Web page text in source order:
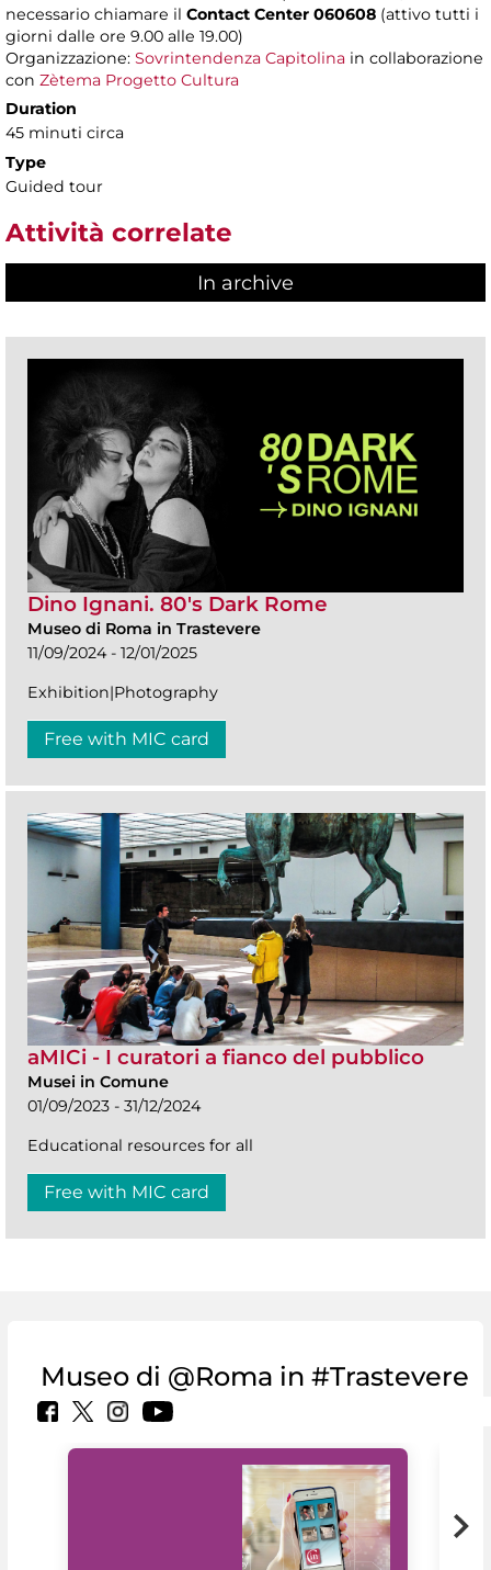
necessario chiamare il Contact Center 060608 (attivo tutti i
giorni dalle ore 9.00 alle 19.00)
Organizzazione: Sovrintendenza Capitolina in collaborazione
con Zètema Progetto Cultura
Duration
45 minuti circa
Type
Guided tour
Attività correlate
In archive
Dino Ignani. 80's Dark Rome
Museo di Roma in Trastevere
11/09/2024 - 12/01/2025
Exhibition|Photography
Free with MIC card
aMICi - I curatori a fianco del pubblico
Musei in Comune
01/09/2023 - 31/12/2024
Educational resources for all
Free with MIC card
Museo di @Roma in #Trastevere